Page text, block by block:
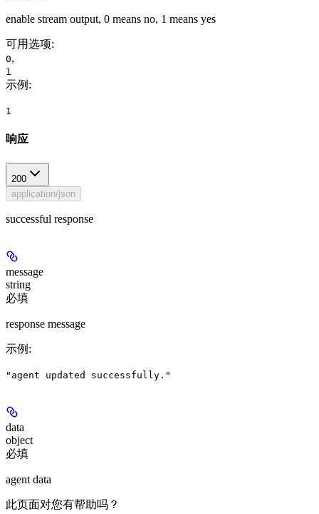
enable stream output, 0 means no, 1 means yes
可用选项:
0,
1
示例 :
1
响应
200
application/json
successful response
message
string
必填
response message
示例 :
"agent updated successfully."
data
object
必填
agent data
此页面对您有帮助吗？